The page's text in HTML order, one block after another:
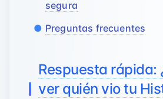
segura
Preguntas frecuentes
Respuesta rápida:
ver quién vio tu